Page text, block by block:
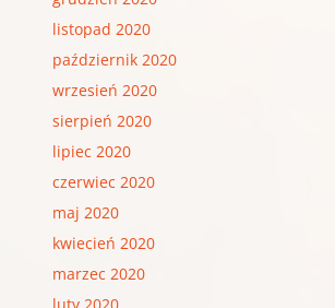
listopad 2020
październik 2020
wrzesień 2020
sierpień 2020
lipiec 2020
czerwiec 2020
maj 2020
kwiecień 2020
marzec 2020